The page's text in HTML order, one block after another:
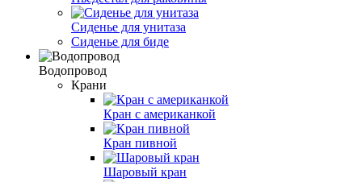
Сиденье для унитаза
Сиденье для биде
Водопровод
Крани
Кран с американкой
Кран пивной
Шаровый кран